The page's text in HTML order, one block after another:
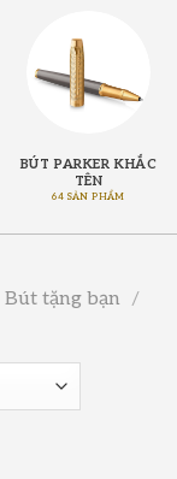
BÚT PARKER KHẮC
TÊN
64 SẢN PHẨM
Bút tặng bạn /